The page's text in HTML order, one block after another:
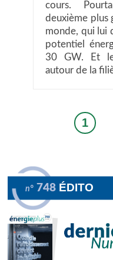
cours.
deuxième plus
monde, qui lui
potentiel
30 GW. Et
autour de la
Page
1
n° 748 ÉDITO